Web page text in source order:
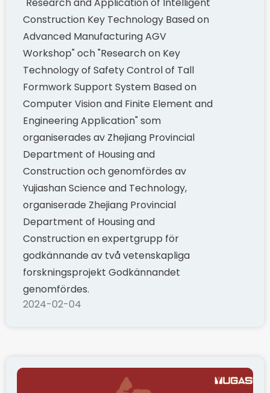
Construction Key Technology Based on
Advanced Manufacturing AGV
Workshop" och "Research on Key
Technology of Safety Control of Tall
Formwork Support System Based on
Computer Vision and Finite Element and
Engineering Application" som
organiserades av Zhejiang Provincial
Department of Housing and
Construction och genomfördes av
Yujiashan Science and Technology,
organiserade Zhejiang Provincial
Department of Housing and
Construction en expertgrupp för
godkännande av två vetenskapliga
forskningsprojekt Godkännandet
genomfördes.
2024-02-04